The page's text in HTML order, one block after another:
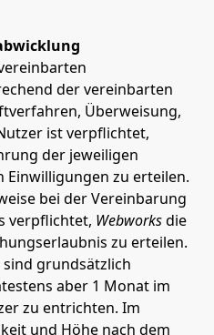
der vereinbarten
Überweisung,
ist verpflichtet,
der jeweiligen
zu erteilen.
bei der Vereinbarung
verpflichtet, Webworksdie
zu erteilen.
grundsätzlich
aber 1 Monat im
zu entrichten. Im
und Höhe nach dem